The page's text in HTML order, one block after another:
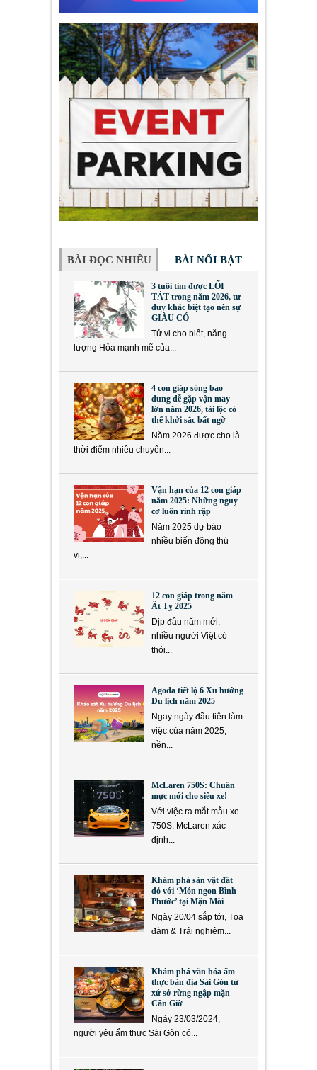
BÀI ĐỌC NHIỀU BÀI NỔI BẬT
3 tuổi tìm được LỐI
TẮT trong năm 2026, tư
duy khác biệt tạo nên sự
GIÀU CÓ
Tử vi cho biết, năng
lượng Hỏa mạnh mẽ của...
4 con giáp sống bao
dung dễ gặp vận may
lớn năm 2026, tài lộc có
thể khởi sắc bất ngờ
Năm 2026 được cho là
thời điểm nhiều chuyển...
Vận hạn của 12 con giáp
năm 2025: Những nguy
cơ luôn rình rập
Năm 2025 dự báo
nhiều biến động thú
vị,...
12 con giáp trong năm
Ất Tỵ 2025
Dịp đầu năm mới,
nhiều người Việt có
thói...
Agoda tiết lộ 6 Xu hướng
Du lịch năm 2025
Ngay ngày đầu tiên làm
việc của năm 2025,
nền...
McLaren 750S: Chuẩn
mực mới cho siêu xe!
Với việc ra mắt mẫu xe
750S, McLaren xác
định...
Khám phá sản vật đất
đỏ với ‘Món ngon Bình
Phước’ tại Mặn Mòi
Ngày 20/04 sắp tới, Tọa
đàm & Trải nghiệm...
Khám phá văn hóa ẩm
thực bản địa Sài Gòn từ
xứ sở rừng ngập mặn
Cần Giờ
Ngày 23/03/2024,
người yêu ẩm thực Sài Gòn có...